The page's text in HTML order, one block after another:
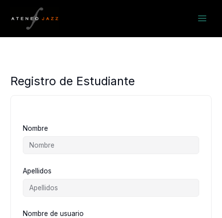
contenido
Registro de Estudiante
Nombre
Apellidos
Nombre de usuario